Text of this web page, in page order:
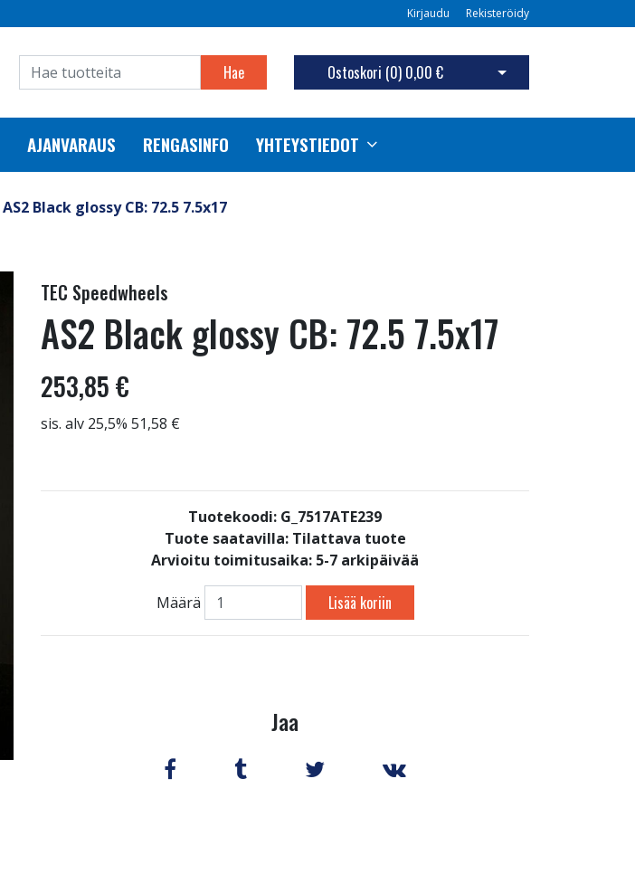
Kirjaudu Rekisteröidy
Hae Ostoskori (0) 0,00 € Avaa ostoskori
AJANVARAUS RENGASINFO YHTEYSTIEDOT
AS2 Black glossy CB: 72.5 7.5x17
TEC Speedwheels
AS2 Black glossy CB: 72.5 7.5x17
253,85 €
sis. alv 25,5% 51,58 €
Tuotekoodi: G_7517ATE239
Tuote saatavilla: Tilattava tuote
Arvioitu toimitusaika: 5-7 arkipäivää
Määrä Lisää koriin
Jaa